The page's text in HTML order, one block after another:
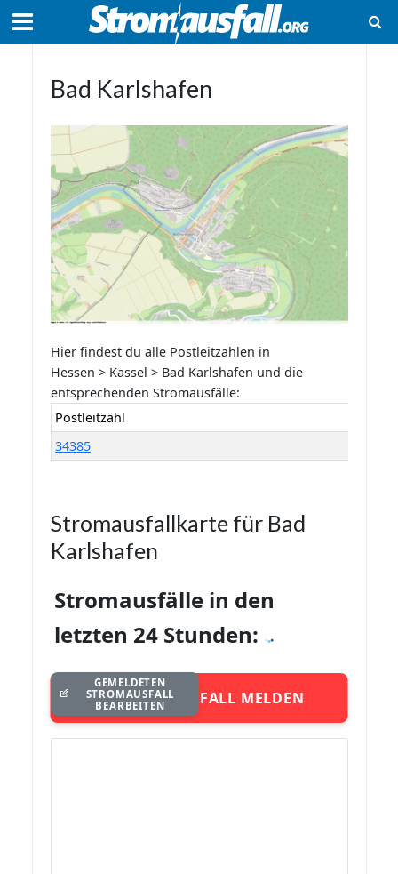
Bad Karlshafen
Hier findest du alle Postleitzahlen in
Hessen > Kassel > Bad Karlshafen und die
entsprechenden Stromausfälle:
Postleitzahl
34385
Stromausfallkarte für Bad
Karlshafen
Stromausfälle in den
letzten 24 Stunden:
STROMAUSFALL MELDEN
GEMELDETEN
STROMAUSFALL
BEARBEITEN